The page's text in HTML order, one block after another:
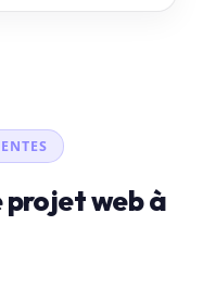
web à